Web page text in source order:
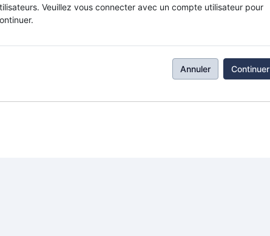
Veuillez vous connecter avec un compte utilisateur pour
Annuler Continuer